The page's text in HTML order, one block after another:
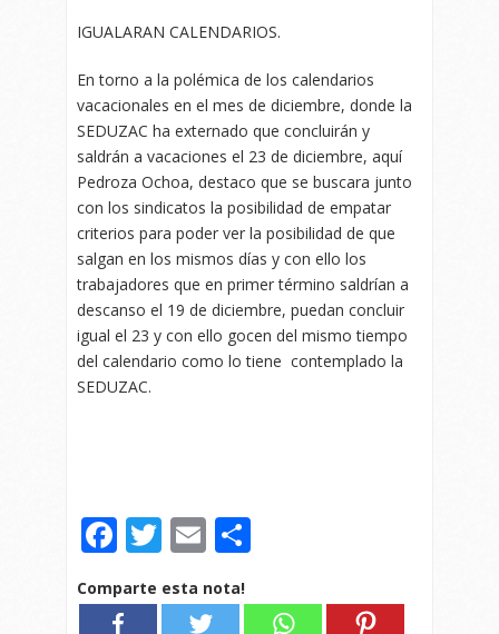
IGUALARAN CALENDARIOS.
En torno a la polémica de los calendarios
vacacionales en el mes de diciembre, donde la
SEDUZAC ha externado que concluirán y
saldrán a vacaciones el 23 de diciembre, aquí
Pedroza Ochoa, destaco que se buscara junto
con los sindicatos la posibilidad de empatar
criterios para poder ver la posibilidad de que
salgan en los mismos días y con ello los
trabajadores que en primer término saldrían a
descanso el 19 de diciembre, puedan concluir
igual el 23 y con ello gocen del mismo tiempo
del calendario como lo tiene contemplado la
SEDUZAC.
Facebook
Twitter
Email
Comparte esta nota!